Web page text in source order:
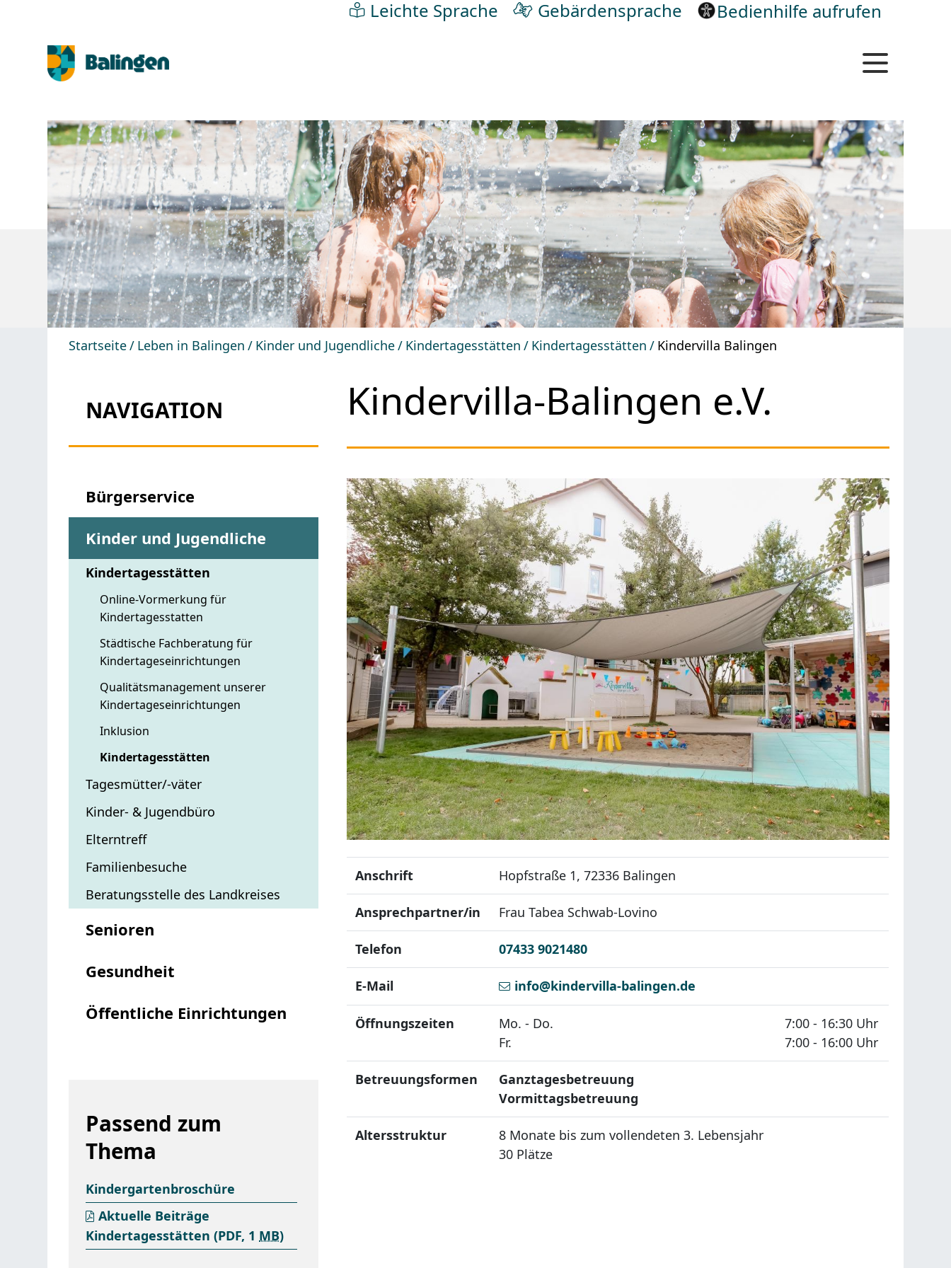
Leichte Sprache Gebärdensprache Bedienhilfe aufrufen
Startseite Leben in Balingen Kinder und Jugendliche Kindertagesstätten Kindertagesstätten Kindervilla Balingen
NAVIGATION
Bürgerservice
Kinder und Jugendliche
Kindertagesstätten
Online-Vormerkung für
Kindertagesstatten
Städtische Fachberatung für
Kindertageseinrichtungen
Qualitätsmanagement unserer
Kindertageseinrichtungen
Inklusion
Kindertagesstätten
Tagesmütter/-väter
Kinder- & Jugendbüro
Elterntreff
Familienbesuche
Beratungsstelle des Landkreises
Senioren
Gesundheit
Öffentliche Einrichtungen
Passend zum
Thema
Kindergartenbroschüre
Aktuelle Beiträge
Kindertagesstätten (PDF, 1 MB)
Kindervilla-Balingen e.V.
Anschrift Hopfstraße 1, 72336 Balingen
Ansprechpartner/in Frau Tabea Schwab-Lovino
Telefon 07433 9021480
E-Mail info@kindervilla-balingen.de
Öffnungszeiten
Mo. - Do.
Fr.
7:00 - 16:30 Uhr
7:00 - 16:00 Uhr
Betreuungsformen
Ganztagesbetreuung
Vormittagsbetreuung
Altersstruktur
8 Monate bis zum vollendeten 3. Lebensjahr
30 Plätze